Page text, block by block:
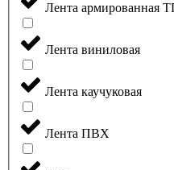
Лента армированная
Лента виниловая
Лента каучуковая
Лента ПВХ